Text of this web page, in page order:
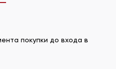
покупки до входа в